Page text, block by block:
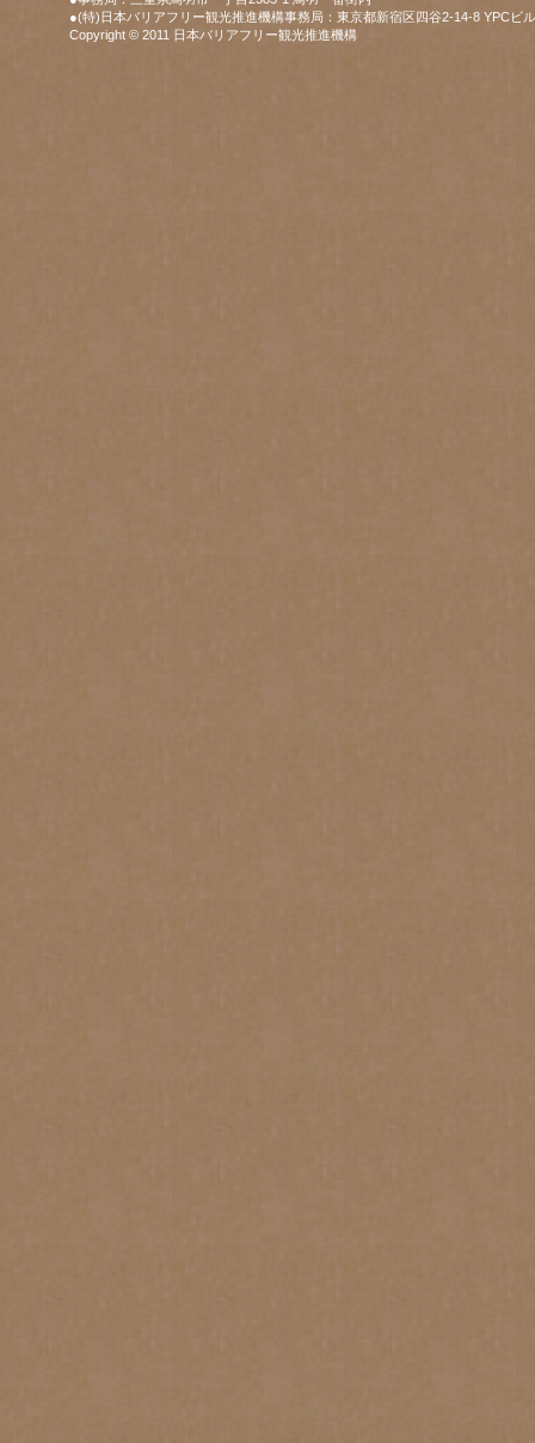
●(特)日本バリアフリー観光推進機構事務局：東京都新宿区四谷2-14-8 YPCビ
Copyright © 2011 日本バリアフリー観光推進機構